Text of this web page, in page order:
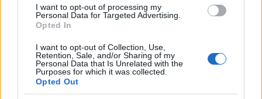
I want to opt-out of processing my
Personal Data for Targeted Advertising.
Opted In
I want to opt-out of Collection, Use,
Retention, Sale, and/or Sharing of my
Personal Data that Is Unrelated with the
Purposes for which it was collected.
Opted Out
Kinza Babylon Staked BTC $83,270.00
Eureka Bridged PAX Gold (Terra
(PAXG)
$4,205.78